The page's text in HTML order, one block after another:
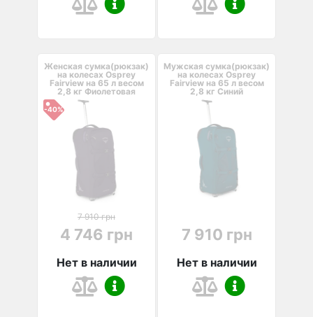
Женская сумка(рюкзак)
на колесах Osprey
Fairview на 65 л весом
2,8 кг Фиолетовая
-40%
7 910 грн
4 746 грн
Нет в наличии
Мужская сумка(рюкзак)
на колесах Osprey
Fairview на 65 л весом
2,8 кг Синий
7 910 грн
Нет в наличии